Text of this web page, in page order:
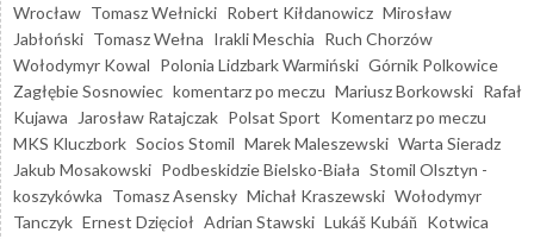
Wrocław Tomasz Wełnicki Robert Kiłdanowicz Mirosław
Jabłoński Tomasz Wełna Irakli Meschia Ruch Chorzów
Wołodymyr Kowal Polonia Lidzbark Warmiński Górnik Polkowice
Zagłębie Sosnowiec komentarz po meczu Mariusz Borkowski Rafał
Kujawa
Jarosław Ratajczak Polsat Sport Komentarz po meczu
MKS Kluczbork Socios Stomil Marek Maleszewski Warta Sieradz
Jakub Mosakowski Podbeskidzie Bielsko-Biała Stomil Olsztyn -
koszykówka Tomasz Asensky Michał Kraszewski Wołodymyr
Tanczyk Ernest Dzięcioł Adrian Stawski Lukáš Kubáň Kotwica